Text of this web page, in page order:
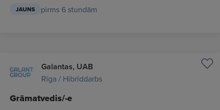
JAUNS pirms 6 stundām
Galantas, UAB
Rīga / Hibrīddarbs
Grāmatvedis/-e